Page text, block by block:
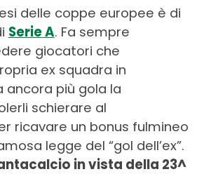
delle coppe europee è di
Serie A. Fa sempre
giocatori che
ex squadra in
ancora più gola la
schierare al
ricavare un bonus fulmineo
legge del “gol dell’ex”.
in vista della 23^